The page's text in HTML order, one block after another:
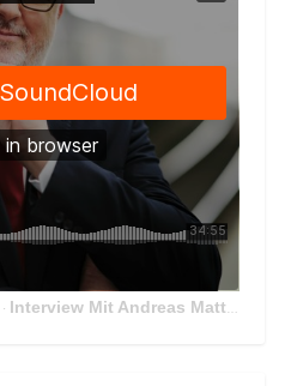
· Interview Mit Andreas Matthä, CEO der ÖBB Holding